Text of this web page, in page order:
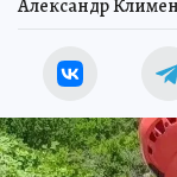
Александр